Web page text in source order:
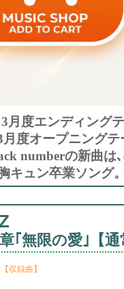
月度エンディング
度オープニング
numberの新曲は
キュン卒業ソング
｢無限の愛｣【通
【収録曲】